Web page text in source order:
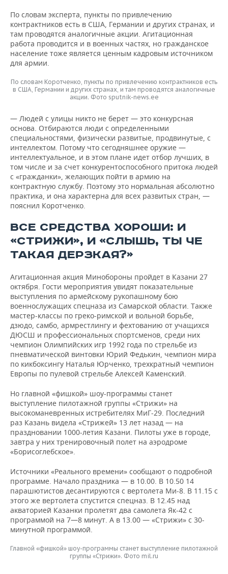
По словам эксперта, пункты по привлечению
контрактников есть в США, Германии и других странах, и
там проводятся аналогичные акции. Агитационная
работа проводится и в военных частях, но гражданское
население тоже является ценным кадровым источником
для армии.
По словам Коротченко, пункты по привлечению контрактников есть
в США, Германии и других странах, и там проводятся аналогичные
акции. Фото sputnik-news.ee
— Людей с улицы никто не берет — это конкурсная
основа. Отбираются люди с определенными
специальностями, физически развитые, продвинутые, с
интеллектом. Потому что сегодняшнее оружие —
интеллектуальное, и в этом плане идет отбор лучших, в
том числе и за счет конкурентоспособного притока людей
с «гражданки», желающих пойти в армию на
контрактную службу. Поэтому это нормальная абсолютно
практика, и она характерна для всех развитых стран, —
пояснил Коротченко.
ВСЕ СРЕДСТВА ХОРОШИ: И
«СТРИЖИ», И «СЛЫШЬ, ТЫ ЧЕ
ТАКАЯ ДЕРЗКАЯ?»
Агитационная акция Минобороны пройдет в Казани 27
октября. Гости мероприятия увидят показательные
выступления по армейскому рукопашному бою
военнослужащих спецназа из Самарской области. Также
мастер-классы по греко-римской и вольной борьбе,
дзюдо, самбо, армрестлингу и фехтованию от учащихся
ДЮСШ и профессиональных спортсменов, среди них
чемпион Олимпийских игр 1992 года по стрельбе из
пневматической винтовки Юрий Федькин, чемпион мира
по кикбоксингу Наталья Юрченко, трехкратный чемпион
Европы по пулевой стрельбе Алексей Каменский.
Но главной «фишкой» шоу-программы станет
выступление пилотажной группы «Стрижи» на
высокоманевренных истребителях МиГ-29. Последний
раз Казань видела «Стрижей» 13 лет назад — на
праздновании 1000-летия Казани. Пилоты уже в городе,
завтра у них тренировочный полет на аэродроме
«Борисоглебское».
Источники «Реального времени» сообщают о подробной
программе. Начало праздника — в 10.00. В 10.50 14
парашютистов десантируются с вертолета Ми-8. В 11.15 с
этого же вертолета спустится спецназ. В 12.45 над
акваторией Казанки пролетят два самолета Як-42 с
программой на 7—8 минут. А в 13.00 — «Стрижи» с 30-
минутной программой.
Главной «фишкой» шоу-программы станет выступление пилотажной
группы «Стрижи». Фото mil.ru